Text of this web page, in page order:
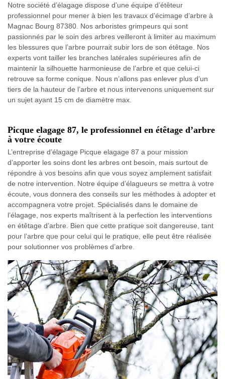
Notre société d’élagage dispose d’une équipe d’étêteur
professionnel pour mener à bien les travaux d’écimage d’arbre à
Magnac Bourg 87380. Nos arboristes grimpeurs qui sont
passionnés par le soin des arbres veilleront à limiter au maximum
les blessures que l’arbre pourrait subir lors de son étêtage. Nos
experts vont tailler les branches latérales supérieures afin de
maintenir la silhouette harmonieuse de l’arbre et que celui-ci
retrouve sa forme conique. Nous n’allons pas enlever plus d’un
tiers de la hauteur de l’arbre et nous intervenons uniquement sur
un sujet ayant 15 cm de diamètre max.
Picque elagage 87, le professionnel en étêtage d’arbre
à votre écoute
L’entreprise d’élagage Picque elagage 87 a pour mission
d’apporter les soins dont les arbres ont besoin, mais surtout de
répondre à vos besoins afin que vous soyez amplement satisfait
de notre intervention. Notre équipe d’élagueurs se mettra à votre
écoute, vous donnera des conseils sur les méthodes à adopter et
accompagnera votre projet. Spécialisés dans le domaine de
l’élagage, nos experts maîtrisent à la perfection les interventions
en étêtage d’arbre. Bien que cette pratique soit dangereuse, tant
pour l’arbre que pour celui qui le pratique, elle peut être réalisée
pour solutionner vos problèmes d’arbre.